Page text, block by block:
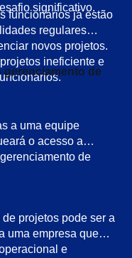
significativo.
funcionários já estão
regulares
novos projetos.
ineficiente e
gerenciamento de
a uma equipe
o acesso a
de
projetos pode ser a
uma empresa que
e